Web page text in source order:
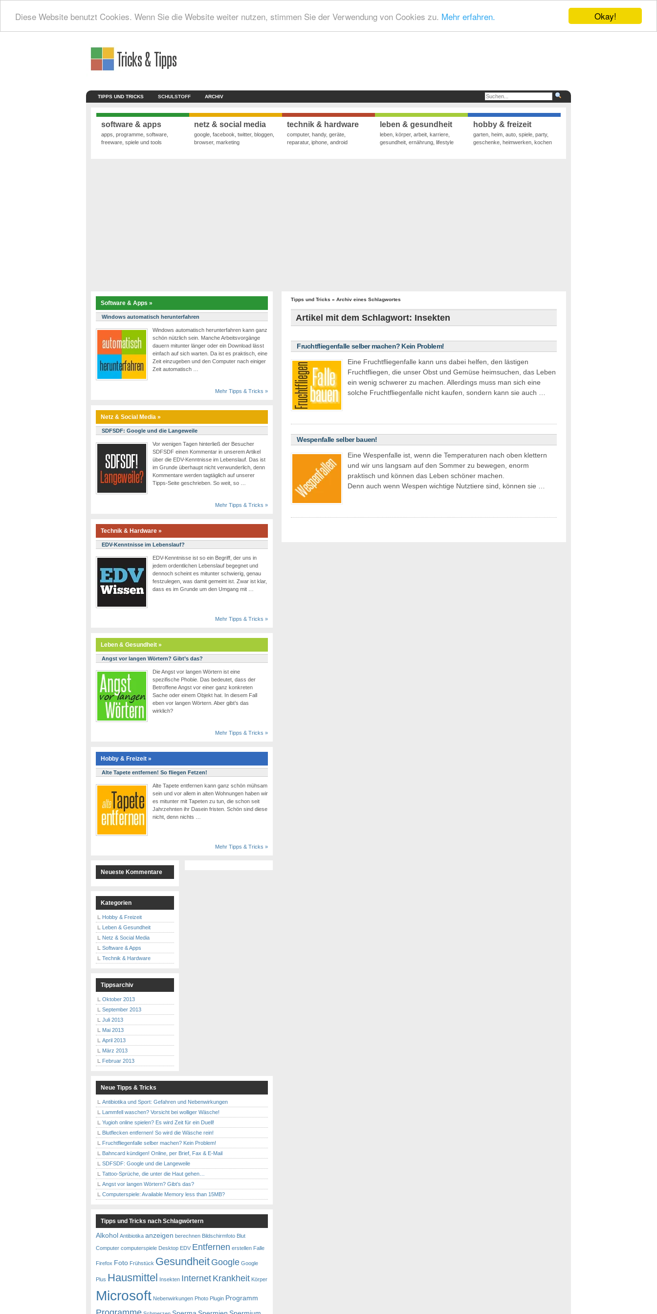
Okay!
Diese Website benutzt Cookies. Wenn Sie die Website weiter nutzen, stimmen Sie der Verwendung von Cookies zu. Mehr erfahren.
TIPPS UND TRICKS SCHULSTOFF ARCHIV
software & apps
apps, programme, software,
freeware, spiele und tools
netz & social media
google, facebook, twitter, bloggen,
browser, marketing
technik & hardware
computer, handy, geräte,
reparatur, iphone, android
leben & gesundheit
leben, körper, arbeit, karriere,
gesundheit, ernährung, lifestyle
hobby & freizeit
garten, heim, auto, spiele, party,
geschenke, heimwerken, kochen
Tipps und Tricks » Archiv eines Schlagwortes
Artikel mit dem Schlagwort: Insekten
Fruchtfliegenfalle selber machen? Kein Problem!
Eine Fruchtfliegenfalle kann uns dabei helfen, den lästigen
Fruchtfliegen, die unser Obst und Gemüse heimsuchen, das Leben
ein wenig schwerer zu machen. Allerdings muss man sich eine
solche Fruchtfliegenfalle nicht kaufen, sondern kann sie auch …
Wespenfalle selber bauen!
Eine Wespenfalle ist, wenn die Temperaturen nach oben klettern
und wir uns langsam auf den Sommer zu bewegen, enorm
praktisch und können das Leben schöner machen.
Denn auch wenn Wespen wichtige Nutztiere sind, können sie …
Software & Apps »
Windows automatisch herunterfahren
Windows automatisch herunterfahren kann ganz
schön nützlich sein. Manche Arbeitsvorgänge
dauern mitunter länger oder ein Download lässt
einfach auf sich warten. Da ist es praktisch, eine
Zeit einzugeben und den Computer nach einiger
Zeit automatisch …
Mehr Tipps & Tricks »
Netz & Social Media »
SDFSDF: Google und die Langeweile
Vor wenigen Tagen hinterließ der Besucher
SDFSDF einen Kommentar in unserem Artikel
über die EDV-Kenntnisse im Lebenslauf. Das ist
im Grunde überhaupt nicht verwunderlich, denn
Kommentare werden tagtäglich auf unserer
Tipps-Seite geschrieben. So weit, so …
Mehr Tipps & Tricks »
Technik & Hardware »
EDV-Kenntnisse im Lebenslauf?
EDV-Kenntnisse ist so ein Begriff, der uns in
jedem ordentlichen Lebenslauf begegnet und
dennoch scheint es mitunter schwierig, genau
festzulegen, was damit gemeint ist. Zwar ist klar,
dass es im Grunde um den Umgang mit …
Mehr Tipps & Tricks »
Leben & Gesundheit »
Angst vor langen Wörtern? Gibt’s das?
Die Angst vor langen Wörtern ist eine
spezifische Phobie. Das bedeutet, dass der
Betroffene Angst vor einer ganz konkreten
Sache oder einem Objekt hat. In diesem Fall
eben vor langen Wörtern. Aber gibt’s das
wirklich?
Mehr Tipps & Tricks »
Hobby & Freizeit »
Alte Tapete entfernen! So fliegen Fetzen!
Alte Tapete entfernen kann ganz schön mühsam
sein und vor allem in alten Wohnungen haben wir
es mitunter mit Tapeten zu tun, die schon seit
Jahrzehnten ihr Dasein fristen. Schön sind diese
nicht, denn nichts …
Mehr Tipps & Tricks »
Neueste Kommentare
Kategorien
Hobby & Freizeit
Leben & Gesundheit
Netz & Social Media
Software & Apps
Technik & Hardware
Tippsarchiv
Oktober 2013
September 2013
Juli 2013
Mai 2013
April 2013
März 2013
Februar 2013
Neue Tipps & Tricks
Antibiotika und Sport: Gefahren und Nebenwirkungen
Lammfell waschen? Vorsicht bei wolliger Wäsche!
Yugioh online spielen? Es wird Zeit für ein Duell!
Blutflecken entfernen! So wird die Wäsche rein!
Fruchtfliegenfalle selber machen? Kein Problem!
Bahncard kündigen! Online, per Brief, Fax & E-Mail
SDFSDF: Google und die Langeweile
Tattoo-Sprüche, die unter die Haut gehen…
Angst vor langen Wörtern? Gibt’s das?
Computerspiele: Available Memory less than 15MB?
Tipps und Tricks nach Schlagwörtern
Alkohol Antibiotika anzeigen berechnen Bildschirmfoto Blut
Computer computerspiele Desktop EDV Entfernen erstellen Falle
Firefox Foto Frühstück Gesundheit Google Google
Plus Hausmittel Insekten Internet Krankheit Körper
Microsoft Nebenwirkungen Photo Plugin Programm